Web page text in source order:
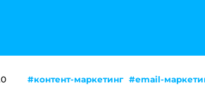
#контент-маркетинг #email-